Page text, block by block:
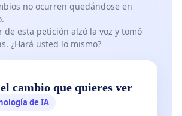
no ocurren quedándose en
de esta petición alzó la voz y tomó
¿Hará usted lo mismo?
cambio que quieres ver
de IA